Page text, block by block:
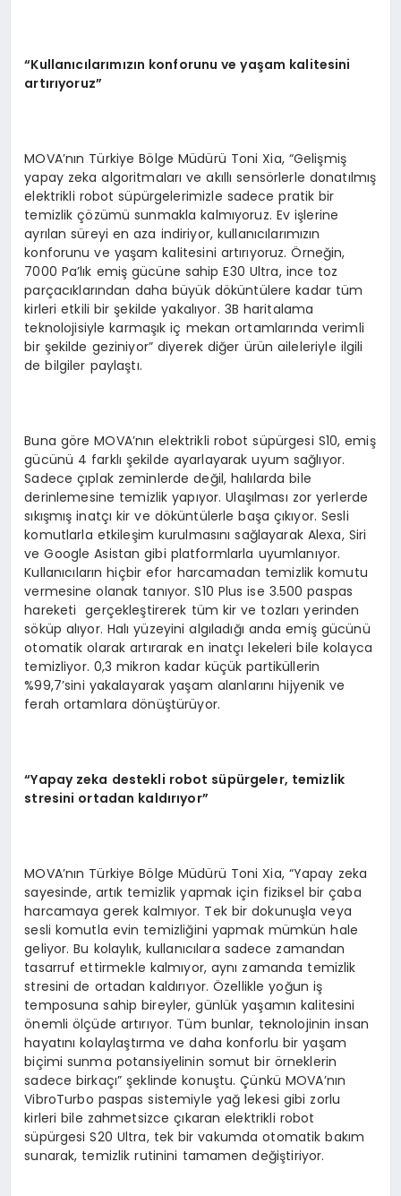
“Kullanıcılarımızın konforunu ve yaşam kalitesini
artırıyoruz”
MOVA’nın Türkiye Bölge Müdürü Toni Xia, “Gelişmiş
yapay zeka algoritmaları ve akıllı sensörlerle donatılmış
elektrikli robot süpürgelerimizle sadece pratik bir
temizlik çözümü sunmakla kalmıyoruz. Ev işlerine
ayrılan süreyi en aza indiriyor, kullanıcılarımızın
konforunu ve yaşam kalitesini artırıyoruz. Örneğin,
7000 Pa’lık emiş gücüne sahip E30 Ultra, ince toz
parçacıklarından daha büyük döküntülere kadar tüm
kirleri etkili bir şekilde yakalıyor. 3B haritalama
teknolojisiyle karmaşık iç mekan ortamlarında verimli
bir şekilde geziniyor” diyerek diğer ürün aileleriyle ilgili
de bilgiler paylaştı.
Buna göre MOVA’nın elektrikli robot süpürgesi S10, emiş
gücünü 4 farklı şekilde ayarlayarak uyum sağlıyor.
Sadece çıplak zeminlerde değil, halılarda bile
derinlemesine temizlik yapıyor. Ulaşılması zor yerlerde
sıkışmış inatçı kir ve döküntülerle başa çıkıyor. Sesli
komutlarla etkileşim kurulmasını sağlayarak Alexa, Siri
ve Google Asistan gibi platformlarla uyumlanıyor.
Kullanıcıların hiçbir efor harcamadan temizlik komutu
vermesine olanak tanıyor. S10 Plus ise 3.500 paspas
hareketi gerçekleştirerek tüm kir ve tozları yerinden
söküp alıyor. Halı yüzeyini algıladığı anda emiş gücünü
otomatik olarak artırarak en inatçı lekeleri bile kolayca
temizliyor. 0,3 mikron kadar küçük partiküllerin
%99,7’sini yakalayarak yaşam alanlarını hijyenik ve
ferah ortamlara dönüştürüyor.
“Yapay zeka destekli robot süpürgeler, temizlik
stresini ortadan kaldırıyor”
MOVA’nın Türkiye Bölge Müdürü Toni Xia, “Yapay zeka
sayesinde, artık temizlik yapmak için fiziksel bir çaba
harcamaya gerek kalmıyor. Tek bir dokunuşla veya
sesli komutla evin temizliğini yapmak mümkün hale
geliyor. Bu kolaylık, kullanıcılara sadece zamandan
tasarruf ettirmekle kalmıyor, aynı zamanda temizlik
stresini de ortadan kaldırıyor. Özellikle yoğun iş
temposuna sahip bireyler, günlük yaşamın kalitesini
önemli ölçüde artırıyor. Tüm bunlar, teknolojinin insan
hayatını kolaylaştırma ve daha konforlu bir yaşam
biçimi sunma potansiyelinin somut bir örneklerin
sadece birkaçı” şeklinde konuştu. Çünkü MOVA’nın
VibroTurbo paspas sistemiyle yağ lekesi gibi zorlu
kirleri bile zahmetsizce çıkaran elektrikli robot
süpürgesi S20 Ultra, tek bir vakumda otomatik bakım
sunarak, temizlik rutinini tamamen değiştiriyor.